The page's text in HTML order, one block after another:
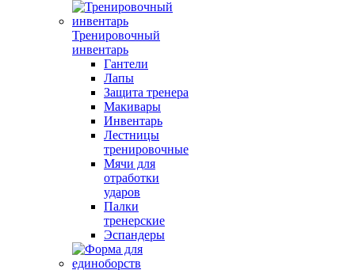
Тренировочный
инвентарь
Гантели
Лапы
Защита тренера
Макивары
Инвентарь
Лестницы
тренировочные
Мячи для
отработки
ударов
Палки
тренерские
Эспандеры